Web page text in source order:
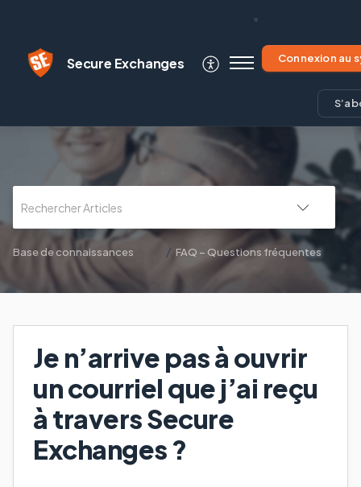
Secure Exchanges
Base de connaissances FAQ – Questions fréquentes
Je n’arrive pas à ouvrir
un courriel que j’ai reçu
à travers Secure
Exchanges ?